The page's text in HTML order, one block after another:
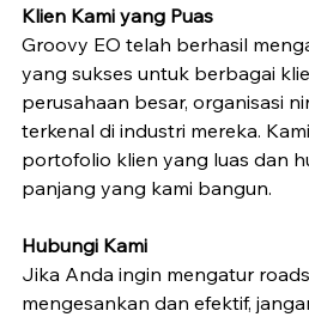
Klien Kami yang Puas
Groovy EO telah berhasil
yang sukses untuk berbagai
perusahaan besar, organisasi
terkenal di industri mereka.
portofolio klien yang luas dan
panjang yang kami bangun.
Hubungi Kami
Jika Anda ingin mengatur
mengesankan dan efektif,